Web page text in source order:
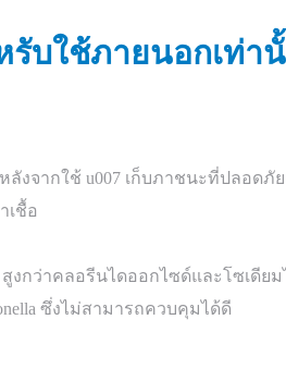
รับใช้ภายนอกเท่า
จากใช้ u007 เก็บภาชนะที่ปลอดภั
เชื้อ
งกว่าคลอรีนไดออกไซด์และโซเดีย
ซึ่งไม่สามารถควบคุมได้ดี